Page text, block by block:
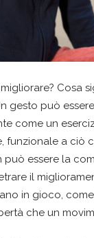
Cosa
gesto può
come un
funzionale a ciò
può essere la
il
in gioco,
che un